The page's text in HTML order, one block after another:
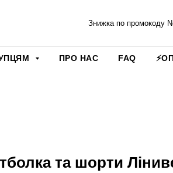
Знижка по промокоду
ПРО НАС FAQ
та шорти